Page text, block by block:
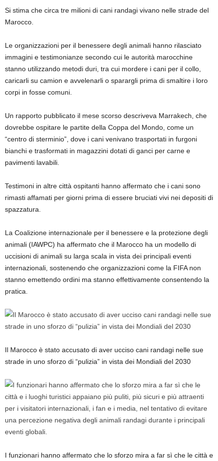
Si stima che circa tre milioni di cani randagi vivano nelle strade del
Marocco.
Le organizzazioni per il benessere degli animali hanno rilasciato
immagini e testimonianze secondo cui le autorità marocchine
stanno utilizzando metodi duri, tra cui mordere i cani per il collo,
caricarli su camion e avvelenarli o sparargli prima di smaltire i loro
corpi in fosse comuni.
Un rapporto pubblicato il mese scorso descriveva Marrakech, che
dovrebbe ospitare le partite della Coppa del Mondo, come un
“centro di sterminio”, dove i cani venivano trasportati in furgoni
bianchi e trasformati in magazzini dotati di ganci per carne e
pavimenti lavabili.
Testimoni in altre città ospitanti hanno affermato che i cani sono
rimasti affamati per giorni prima di essere bruciati vivi nei depositi di
spazzatura.
La Coalizione internazionale per il benessere e la protezione degli
animali (IAWPC) ha affermato che il Marocco ha un modello di
uccisioni di animali su larga scala in vista dei principali eventi
internazionali, sostenendo che organizzazioni come la FIFA non
stanno emettendo ordini ma stanno effettivamente consentendo la
pratica.
Il Marocco è stato accusato di aver ucciso cani randagi nelle sue
strade in uno sforzo di “pulizia” in vista dei Mondiali del 2030
I funzionari hanno affermato che lo sforzo mira a far sì che le città e